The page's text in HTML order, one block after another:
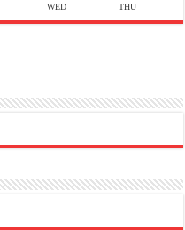
WED THU